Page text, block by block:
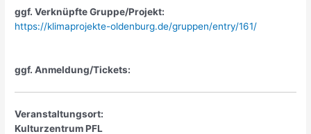
ggf. Verknüpfte Gruppe/Projekt:
https://klimaprojekte-oldenburg.de/gruppen/entry/161/
ggf. Anmeldung/Tickets:
Veranstaltungsort:
Kulturzentrum PFL